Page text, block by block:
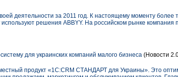
деятельности за 2011 год. К настоящему моменту более
решения ABBYY. На российском рынке компания
для украинских компаний малого бизнеса (Новости
продукт «1С:CRM СТАНДАРТ для Украины». Это